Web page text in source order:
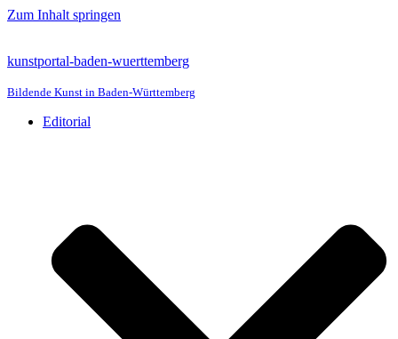
Zum Inhalt springen
kunstportal-baden-wuerttemberg
Bildende Kunst in Baden-Württemberg
Editorial